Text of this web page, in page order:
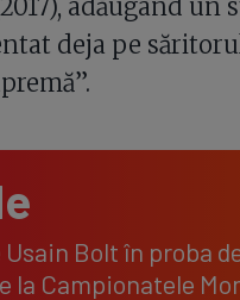
adăugând
deja pe
Bolt în proba
la Campionatele